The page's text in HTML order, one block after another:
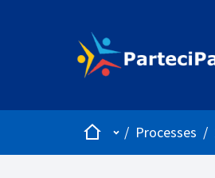
HomeMain menu
/ Processes /